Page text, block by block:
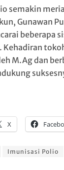
semakin
Gunawan
beberapa
M.Ag dan
X
Imunisasi Polio